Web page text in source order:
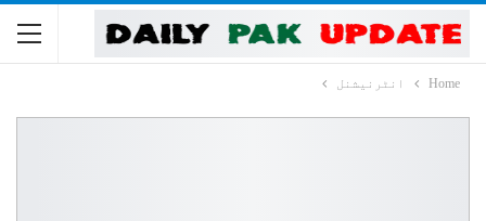
Home انٹرنیشنل